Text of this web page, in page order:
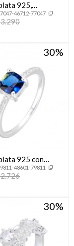
925,
46712-77047
3.290
30
925 con
48601-79811
2.726
30